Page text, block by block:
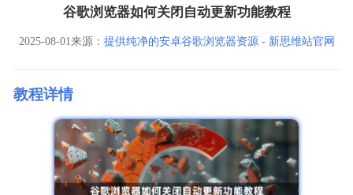
谷歌浏览器如何关闭自动更新功能教程
2025-08-01来源： 提供纯净的安卓谷歌浏览器资源 - 新思维站官网
教程详情